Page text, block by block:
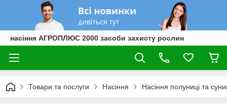
насіння АГРОПЛЮС 2000 засоби захисту рослин
Товари та послуги Насіння Насіння полуниці та